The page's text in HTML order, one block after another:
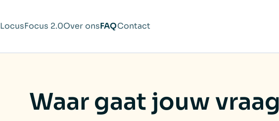
LocusFocus 2.0Over onsFAQContact
Waar gaat jouw